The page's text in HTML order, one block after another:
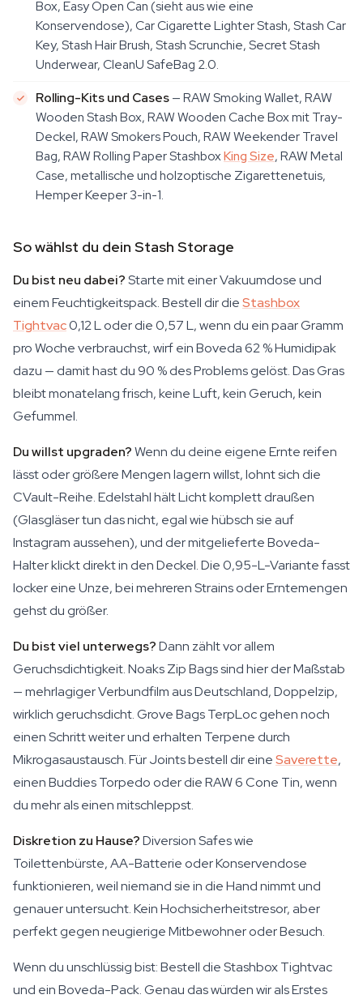
Box, Easy Open Can (sieht aus wie eine
Konservendose), Car Cigarette Lighter Stash, Stash Car
Key, Stash Hair Brush, Stash Scrunchie, Secret Stash
Underwear, CleanU SafeBag 2.0.
Rolling-Kits und Cases— RAW Smoking Wallet, RAW
Wooden Stash Box, RAW Wooden Cache Box mit Tray-
Deckel, RAW Smokers Pouch, RAW Weekender Travel
Bag, RAW Rolling Paper StashboxKing Size, RAW Metal
Case, metallische und holzoptische Zigarettenetuis,
Hemper Keeper 3-in-1.
So wählst du dein Stash Storage
Du bist neu dabei?Starte mit einer Vakuumdose und
einem Feuchtigkeitspack. Bestell dir dieStashbox
Tightvac0,12 L oder die 0,57 L, wenn du ein paar Gramm
pro Woche verbrauchst, wirf ein Boveda 62 % Humidipak
dazu — damit hast du 90 % des Problems gelöst. Das Gras
bleibt monatelang frisch, keine Luft, kein Geruch, kein
Gefummel.
Du willst upgraden?Wenn du deine eigene Ernte reifen
lässt oder größere Mengen lagern willst, lohnt sich die
CVault-Reihe. Edelstahl hält Licht komplett draußen
(Glasgläser tun das nicht, egal wie hübsch sie auf
Instagram aussehen), und der mitgelieferte Boveda-
Halter klickt direkt in den Deckel. Die 0,95-L-Variante fasst
locker eine Unze, bei mehreren Strains oder Erntemengen
gehst du größer.
Du bist viel unterwegs?Dann zählt vor allem
Geruchsdichtigkeit. Noaks Zip Bags sind hier der Maßstab
— mehrlagiger Verbundfilm aus Deutschland, Doppelzip,
wirklich geruchsdicht. Grove Bags TerpLoc gehen noch
einen Schritt weiter und erhalten Terpene durch
Mikrogasaustausch. Für Joints bestell dir eineSaverette,
einen Buddies Torpedo oder die RAW 6 Cone Tin, wenn
du mehr als einen mitschleppst.
Diskretion zu Hause?Diversion Safes wie
Toilettenbürste, AA-Batterie oder Konservendose
funktionieren, weil niemand sie in die Hand nimmt und
genauer untersucht. Kein Hochsicherheitstresor, aber
perfekt gegen neugierige Mitbewohner oder Besuch.
Wenn du unschlüssig bist: Bestell die Stashbox Tightvac
und ein Boveda-Pack. Genau das würden wir als Erstes